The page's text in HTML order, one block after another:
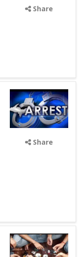
Share
Share